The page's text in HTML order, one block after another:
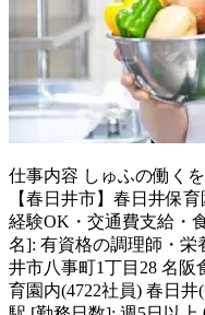
仕事内容 しゅふの働く
【春日井市】春日井保
経験OK・交通費支給・
名]: 有資格の調理師・栄
井市八事町1丁目28 名阪
育園内(4722社員) 春日